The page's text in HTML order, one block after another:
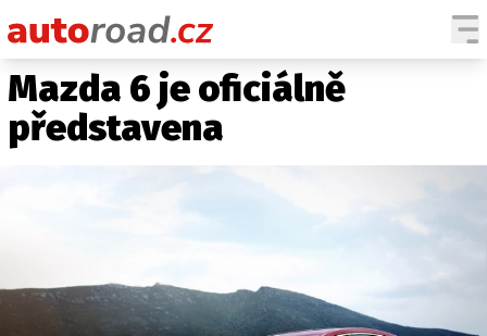
AUTA
TESTY AUT
NOVINKY
ZAJÍMAVOSTI
TECHNIKA
Mazda 6 je oficiálně
představena